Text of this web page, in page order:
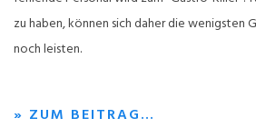
zu haben, können sich daher die wenigsten
noch leisten.
» ZUM BEITRAG…